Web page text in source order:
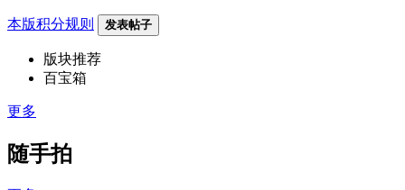
本版积分规则 发表帖子
版块推荐
百宝箱
更多
随手拍